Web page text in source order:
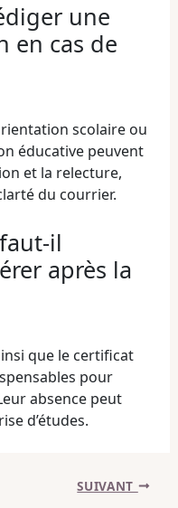
une
en cas de
scolaire ou
éducative peuvent
et la relecture,
du courrier.
il
après la
que le certificat
pour
absence peut
d’études.
SUIVANT